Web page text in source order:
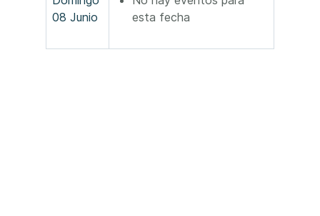
08 Junio
esta fecha